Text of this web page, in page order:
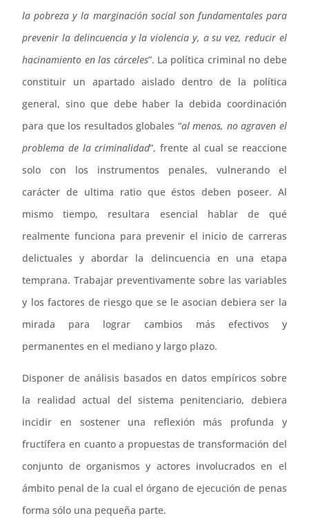
la pobreza y la marginación social son fundamentales para
prevenir la delincuencia y la violencia y, a su vez, reducir el
hacinamiento en las cárceles”. La política criminal no debe
constituir un apartado aislado dentro de la política
general, sino que debe haber la debida coordinación
para que los resultados globales “al menos, no agraven el
problema de la criminalidad”, frente al cual se reaccione
solo con los instrumentos penales, vulnerando el
carácter de ultima ratio que éstos deben poseer. Al
mismo tiempo, resultara esencial hablar de qué
realmente funciona para prevenir el inicio de carreras
delictuales y abordar la delincuencia en una etapa
temprana. Trabajar preventivamente sobre las variables
y los factores de riesgo que se le asocian debiera ser la
mirada para lograr cambios más efectivos y
permanentes en el mediano y largo plazo.
Disponer de análisis basados en datos empíricos sobre
la realidad actual del sistema penitenciario, debiera
incidir en sostener una reflexión más profunda y
fructífera en cuanto a propuestas de transformación del
conjunto de organismos y actores involucrados en el
ámbito penal de la cual el órgano de ejecución de penas
forma sólo una pequeña parte.